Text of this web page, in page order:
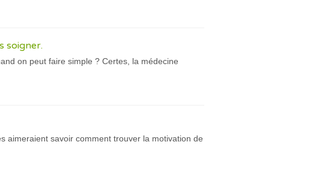
soigner.
on peut faire simple ? Certes, la médecine
aimeraient savoir comment trouver la motivation de